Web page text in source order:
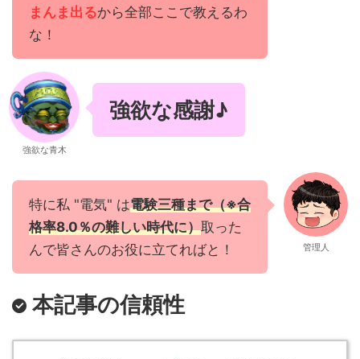
まんま出るから全部ここで教えるわ
な！
強欲な青木
強欲な感謝♪
特に私 "電気" は電験三種まで（※合
格率8.0％の難しい時代に）取った
んで皆さんのお役に立てればと！
管理人
本記事の信頼性